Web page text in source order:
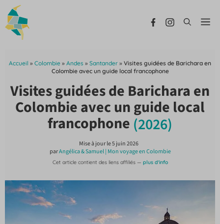
au
contenu
Accueil » Colombie » Andes » Santander » Visites guidées de Barichara en
Colombie avec un guide local francophone
Visites guidées de Barichara en
Colombie avec un guide local
francophone (2026)
Mise à jour le5 juin 2026
parAngélica & Samuel | Mon voyage en Colombie
Cet article contient des liens affiliés — plus d'info